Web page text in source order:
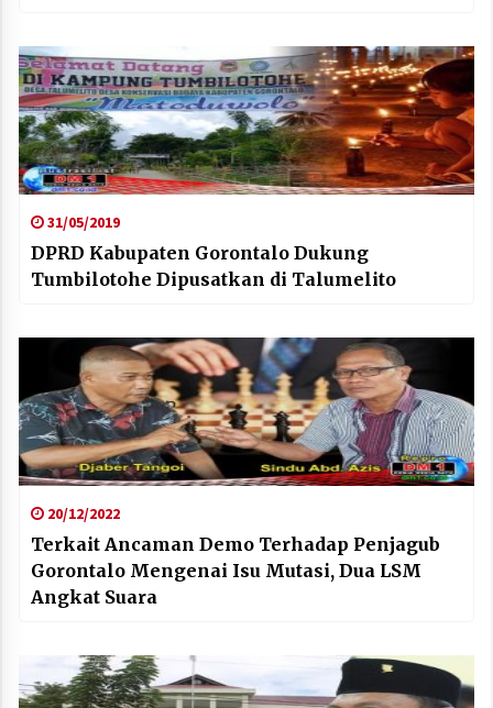
31/05/2019
DPRD Kabupaten Gorontalo Dukung
Tumbilotohe Dipusatkan di Talumelito
20/12/2022
Terkait Ancaman Demo Terhadap Penjagub
Gorontalo Mengenai Isu Mutasi, Dua LSM
Angkat Suara